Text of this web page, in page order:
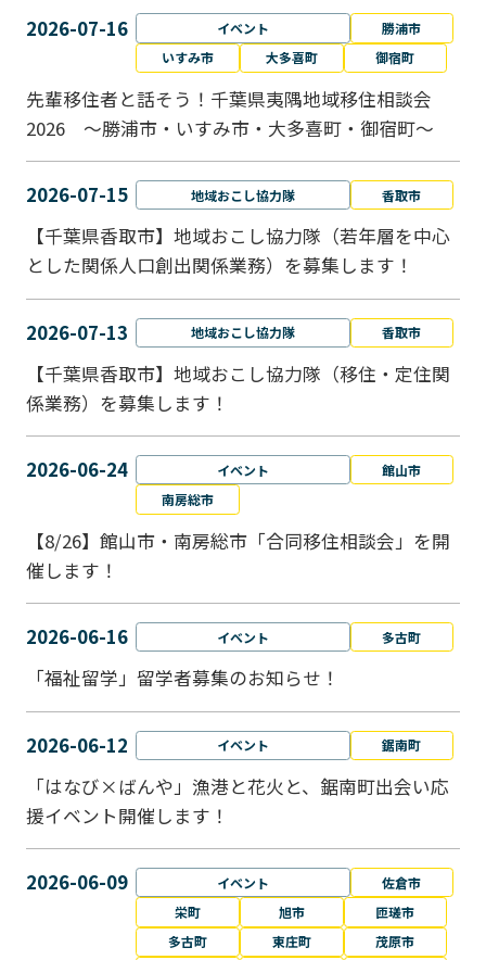
2026-07-16 イベント
勝浦市
いすみ市
大多喜町 御宿町
先輩移住者と話そう！千葉県夷隅地域移住相談会
2026 ～勝浦市・いすみ市・大多喜町・御宿町～
2026-07-15 地域おこし協力隊 香取市
【千葉県香取市】地域おこし協力隊（若年層を中心
とした関係人口創出関係業務）を募集します！
2026-07-13 地域おこし協力隊 香取市
【千葉県香取市】地域おこし協力隊（移住・定住関
係業務）を募集します！
2026-06-24 イベント
館山市
南房総市
【8/26】館山市・南房総市「合同移住相談会」を開
催します！
2026-06-16 イベント 多古町
「福祉留学」留学者募集のお知らせ！
2026-06-12 イベント 鋸南町
「はなび×ばんや」漁港と花火と、鋸南町出会い応
援イベント開催します！
2026-06-09 イベント
佐倉市
栄町
旭市
匝瑳市
多古町
東庄町
茂原市